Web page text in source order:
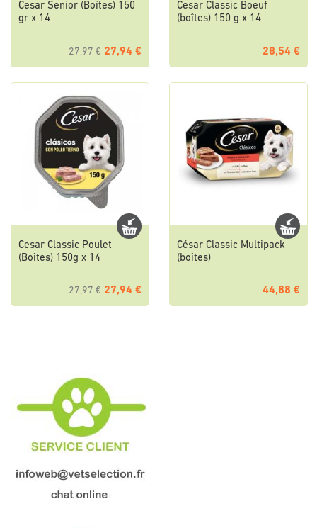
Cesar Senior (Boîtes) 150
gr x 14
27,97 € 27,94 €
Cesar Classic Boeuf
(boîtes) 150 g x 14
28,54 €
Cesar Classic Poulet
(Boîtes) 150g x 14
27,97 € 27,94 €
César Classic Multipack
(boîtes)
44,88 €